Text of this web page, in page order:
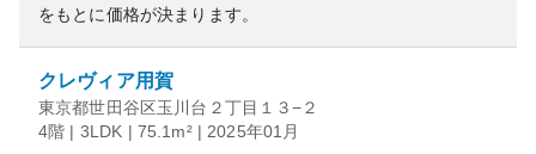
をもとに価格が決まります。
クレヴィア用賀
東京都世田谷区玉川台２丁目１３−２
4階 | 3LDK | 75.1m² | 2025年01月